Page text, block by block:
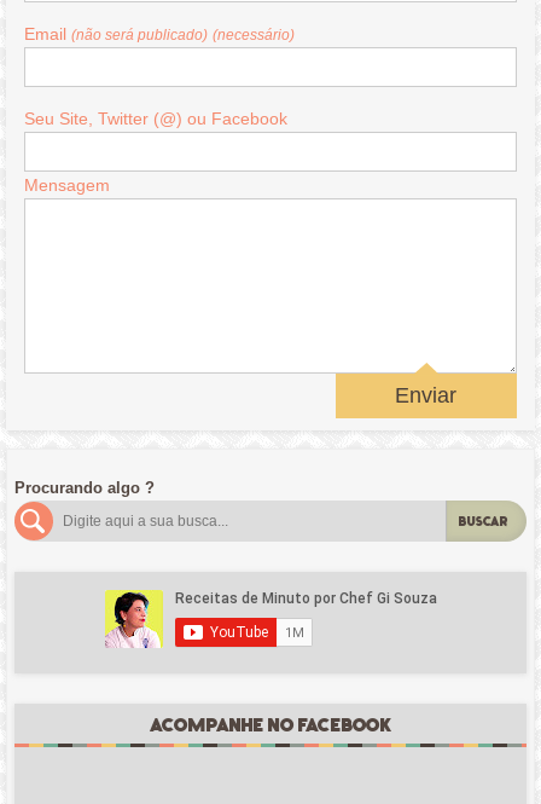
Email(não será publicado) (necessário)
Seu Site, Twitter (@) ou Facebook
Mensagem
Enviar
Procurando algo ?
BUSCAR
ACOMPANHE NO FACEBOOK